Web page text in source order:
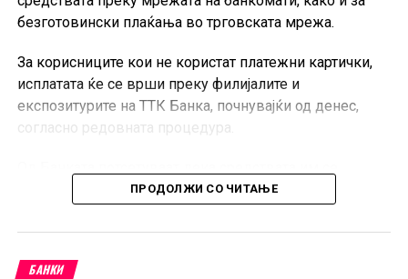
безготовински плаќања во трговската мрежа.
За корисниците кои не користат платежни картички,
исплатата ќе се врши преку филијалите и
експозитурите на ТТК Банка, почнувајќи од денес,
согласно редовната процедура.
достапни на сите корисници во согласност со
ПРОДОЛЖИ СО ЧИТАЊЕ
БАНКИ